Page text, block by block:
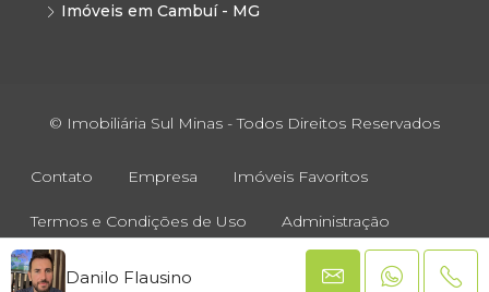
Danilo Flausino
Imóveis em Cambuí - MG
© Imobiliária Sul Minas - Todos Direitos Reservados
Contato Empresa Imóveis Favoritos
Termos e Condições de Uso Administração